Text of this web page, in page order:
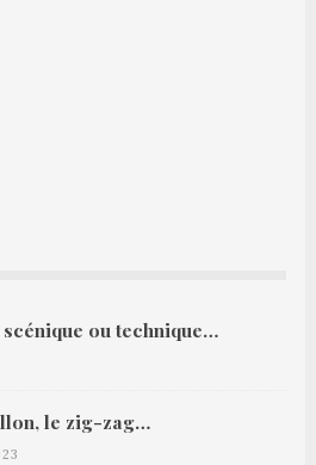
scénique ou technique…
le zig-zag…